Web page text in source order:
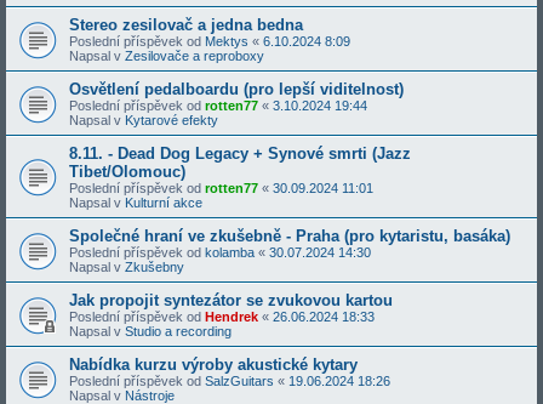
Stereo zesilovač a jedna bedna
Poslední příspěvek od Mektys « 6.10.2024 8:09
Napsal v Zesilovače a reproboxy
Osvětlení pedalboardu (pro lepší viditelnost)
Poslední příspěvek od rotten77 « 3.10.2024 19:44
Napsal v Kytarové efekty
8.11. - Dead Dog Legacy + Synové smrti (Jazz
Tibet/Olomouc)
Poslední příspěvek od rotten77 « 30.09.2024 11:01
Napsal v Kulturní akce
Společné hraní ve zkušebně - Praha (pro kytaristu, basáka)
Poslední příspěvek od kolamba « 30.07.2024 14:30
Napsal v Zkušebny
Jak propojit syntezátor se zvukovou kartou
Poslední příspěvek od Hendrek « 26.06.2024 18:33
Napsal v Studio a recording
Nabídka kurzu výroby akustické kytary
Poslední příspěvek od SalzGuitars « 19.06.2024 18:26
Napsal v Nástroje